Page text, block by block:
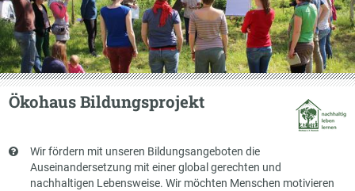
Ökohaus Bildungsprojekt
Kurzbeschreibung
Wir fördern mit unseren Bildungsangeboten die
Auseinandersetzung mit einer global gerechten und
nachhaltigen Lebensweise. Wir möchten Menschen motivieren